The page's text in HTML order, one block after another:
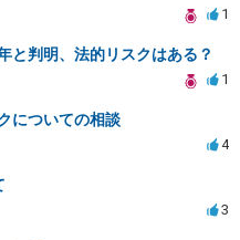
1
と判明、法的リスクはある？
1
についての相談
4
3